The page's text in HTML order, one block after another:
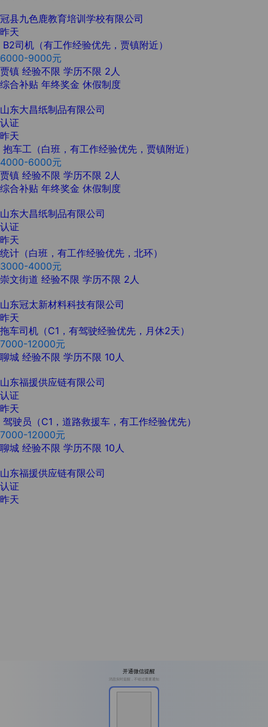
冠县九色鹿教育培训学校有限公司
昨天
B2司机（有工作经验优先，贾镇附近）
6000-9000元
贾镇 经验不限 学历不限 2人
综合补贴 年终奖金 休假制度
山东大昌纸制品有限公司
认证
昨天
抱车工（白班，有工作经验优先，贾镇附近）
4000-6000元
贾镇 经验不限 学历不限 2人
综合补贴 年终奖金 休假制度
山东大昌纸制品有限公司
认证
昨天
统计（白班，有工作经验优先，北环）
3000-4000元
崇文街道 经验不限 学历不限 2人
山东冠太新材料科技有限公司
昨天
拖车司机（C1，有驾驶经验优先，月休2天）
7000-12000元
聊城 经验不限 学历不限 10人
山东福援供应链有限公司
认证
昨天
驾驶员（C1，道路救援车，有工作经验优先）
7000-12000元
聊城 经验不限 学历不限 10人
山东福援供应链有限公司
认证
昨天
开通微信提醒
消息实时提醒，不错过重要通知